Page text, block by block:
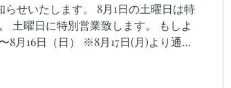
せいたします。 8月1日の土曜日は特